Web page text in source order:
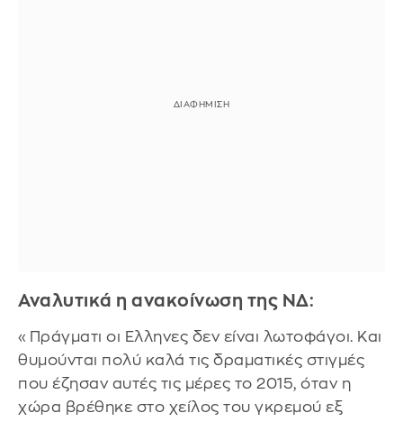
Αναλυτικά η ανακοίνωση της ΝΔ:
«Πράγματι οι Ελληνες δεν είναι λωτοφάγοι. Και
θυμούνται πολύ καλά τις δραματικές στιγμές
που έζησαν αυτές τις μέρες το 2015, όταν η
χώρα βρέθηκε στο χείλος του γκρεμού εξ